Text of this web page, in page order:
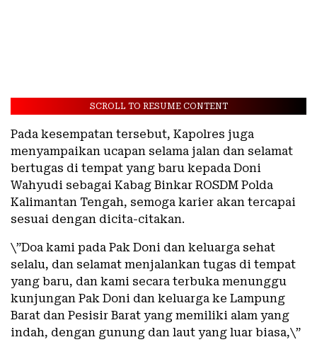
SCROLL TO RESUME CONTENT
Pada kesempatan tersebut, Kapolres juga
menyampaikan ucapan selama jalan dan selamat
bertugas di tempat yang baru kepada Doni
Wahyudi sebagai Kabag Binkar ROSDM Polda
Kalimantan Tengah, semoga karier akan tercapai
sesuai dengan dicita-citakan.
\”Doa kami pada Pak Doni dan keluarga sehat
selalu, dan selamat menjalankan tugas di tempat
yang baru, dan kami secara terbuka menunggu
kunjungan Pak Doni dan keluarga ke Lampung
Barat dan Pesisir Barat yang memiliki alam yang
indah, dengan gunung dan laut yang luar biasa,\”